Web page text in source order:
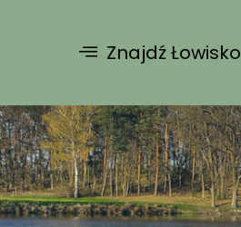
Znajdź Łowisko